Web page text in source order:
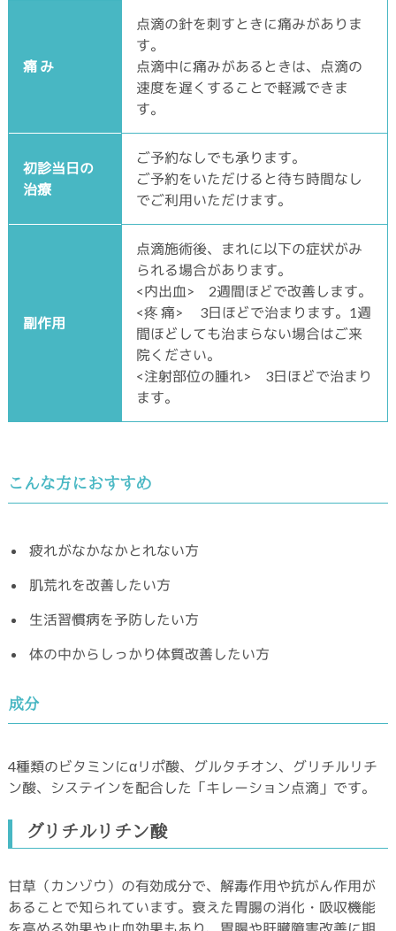
痛 み
点滴の針を刺すときに痛みがありま
す。
点滴中に痛みがあるときは、点滴の
速度を遅くすることで軽減できま
す。
初診当日の
治療
ご予約なしでも承ります。
ご予約をいただけると待ち時間なし
でご利用いただけます。
副作用
点滴施術後、まれに以下の症状がみ
られる場合があります。
<内出血> 2週間ほどで改善します。
<疼 痛> 3日ほどで治まります。1週
間ほどしても治まらない場合はご来
院ください。
<注射部位の腫れ> 3日ほどで治まり
ます。
こんな方におすすめ
疲れがなかなかとれない方
肌荒れを改善したい方
生活習慣病を予防したい方
体の中からしっかり体質改善したい方
成分
4種類のビタミンにαリポ酸、グルタチオン、グリチルリチ
ン酸、システインを配合した「キレーション点滴」です。
グリチルリチン酸
甘草（カンゾウ）の有効成分で、解毒作用や抗がん作用が
あることで知られています。衰えた胃腸の消化・吸収機能